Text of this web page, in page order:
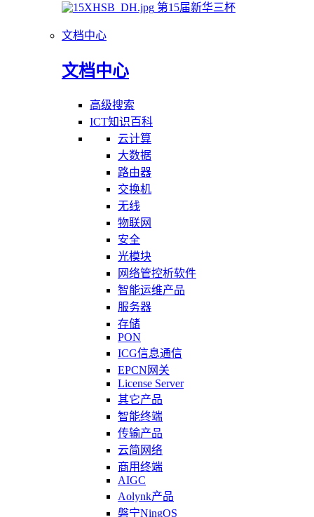
第15届新华三杯
文档中心
文档中心
高级搜索
ICT知识百科
云计算
大数据
路由器
交换机
无线
物联网
安全
光模块
网络管控析软件
智能运维产品
服务器
存储
PON
ICG信息通信
EPCN网关
License Server
其它产品
智能终端
传输产品
云简网络
商用终端
AIGC
Aolynk产品
磐宁NingOS